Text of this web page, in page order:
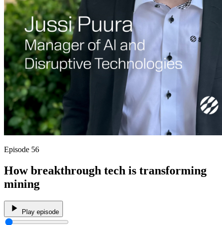
Episode 56
How breakthrough tech is transforming
mining
Play episode